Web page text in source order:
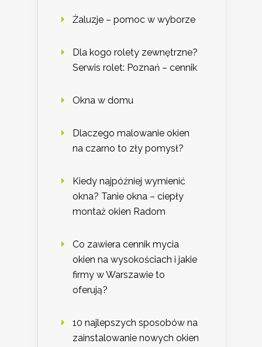
Żaluzje – pomoc w wyborze
Dla kogo rolety zewnętrzne?
Serwis rolet: Poznań – cennik
Okna w domu
Dlaczego malowanie okien
na czarno to zły pomysł?
Kiedy najpóźniej wymienić
okna? Tanie okna – ciepły
montaż okien Radom
Co zawiera cennik mycia
okien na wysokościach i jakie
firmy w Warszawie to
oferują?
10 najlepszych sposobów na
zainstalowanie nowych okien